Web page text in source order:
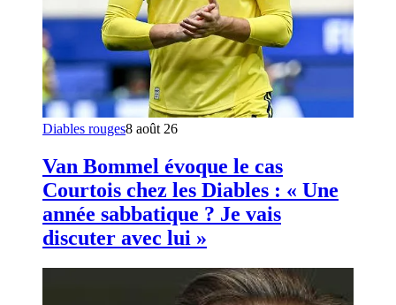
Diables rouges8 août 26
Van Bommel évoque le cas
Courtois chez les Diables : « Une
année sabbatique ? Je vais
discuter avec lui »